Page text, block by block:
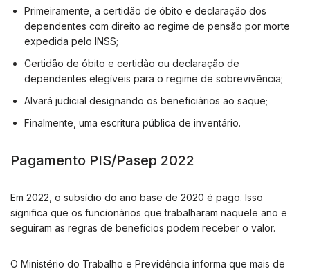
Primeiramente, a certidão de óbito e declaração dos
dependentes com direito ao regime de pensão por morte
expedida pelo INSS;
Certidão de óbito e certidão ou declaração de
dependentes elegíveis para o regime de sobrevivência;
Alvará judicial designando os beneficiários ao saque;
Finalmente, uma escritura pública de inventário.
Pagamento PIS/Pasep 2022
Em 2022, o subsídio do ano base de 2020 é pago. Isso
significa que os funcionários que trabalharam naquele ano e
seguiram as regras de benefícios podem receber o valor.
O Ministério do Trabalho e Previdência informa que mais de